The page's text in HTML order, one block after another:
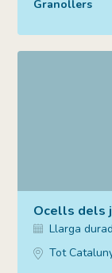
Ocells dels
Llarga
Tot